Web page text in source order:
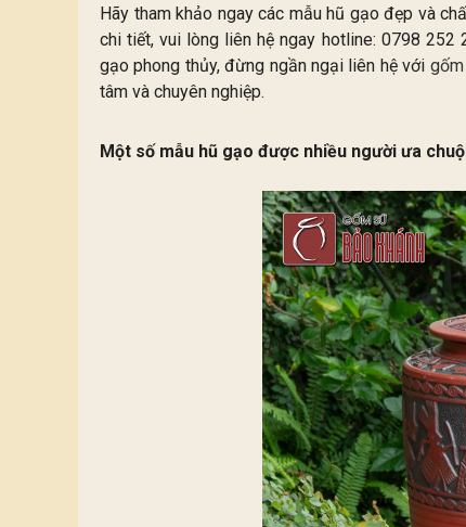
Hãy tham khảo ngay các mẫu hũ gạo đẹp và
chi tiết, vui lòng liên hệ ngay hotline: 0798
gạo phong thủy, đừng ngần ngại liên hệ với
tâm và chuyên nghiệp.
Một số mẫu hũ gạo được nhiều người ưa